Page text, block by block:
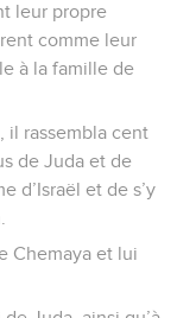
leur propre
comme leur
à la famille de
il rassembla cent
de Juda et de
d’Israël et de s’y
Chemaya et lui